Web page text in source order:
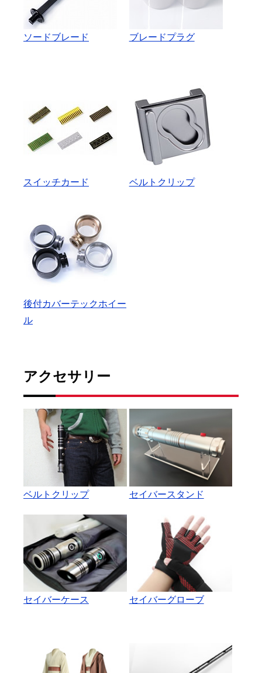
ソードブレード ブレードプラグ
スイッチカード ベルトクリップ
後付カバーテックホイー
ル
アクセサリー
ベルトクリップ セイバースタンド
セイバーケース セイバーグローブ